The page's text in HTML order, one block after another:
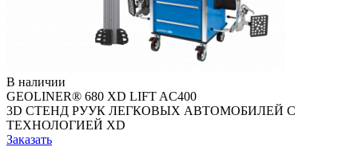
В наличии
GEOLINER® 680 XD LIFT AC400
3D СТЕНД РУУК ЛЕГКОВЫХ АВТОМОБИЛЕЙ С
ТЕХНОЛОГИЕЙ XD
Заказать